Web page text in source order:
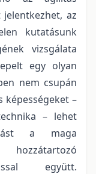
az
kutatásunk
vizsgálata
egy olyan
nem csupán
képességeket –
– lehet
a maga
együtt.